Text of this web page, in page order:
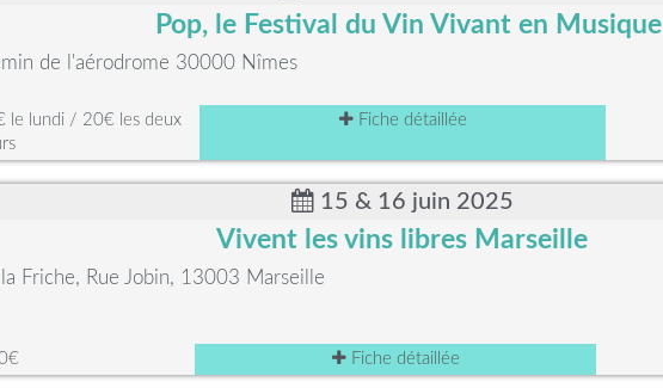
Pop, le Festival du Vin Vivant en Musique
de l'aérodrome 30000 Nîmes
lundi / 20€ les deux
Fiche détaillée
15 & 16 juin 2025
Vivent les vins libres Marseille
la Friche, Rue Jobin, 13003 Marseille
Fiche détaillée